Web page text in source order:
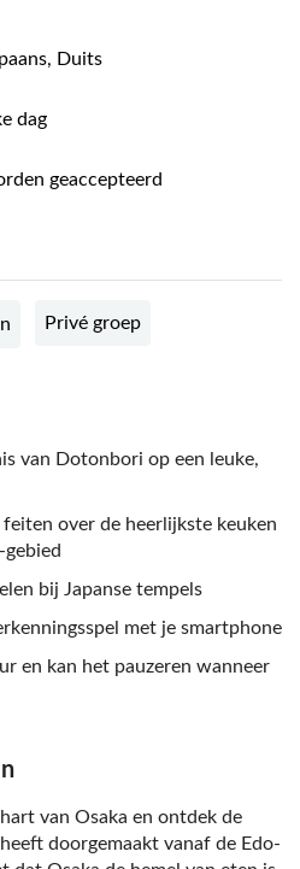
Duits
dag
geaccepteerd
Privé groep
van Dotonbori op een leuke,
over de heerlijkste keuken
bij Japanse tempels
met je smartphone
en kan het pauzeren wanneer
van Osaka en ontdek de
doorgemaakt vanaf de Edo-